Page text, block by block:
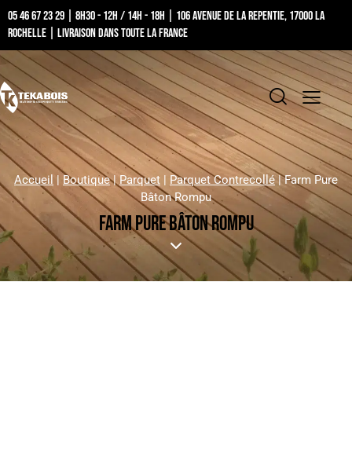
05 46 67 23 29 | 8h30 - 12h / 14h - 18h | 106 Avenue de la Repentie, 17000 La
Rochelle | Livraison dans toute la France
Accueil | Boutique|Parquet | Parquet Contrecollé |Farm Pure
Bâton Rompu
FARM PURE BÂTON ROMPU